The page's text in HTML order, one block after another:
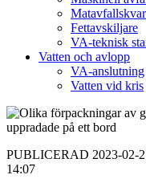
Fettavskiljare
VA-teknisk
Vatten och avlopp
VA-anslutning
Vatten vid kris
PUBLICERAD 2023-02-
14:07